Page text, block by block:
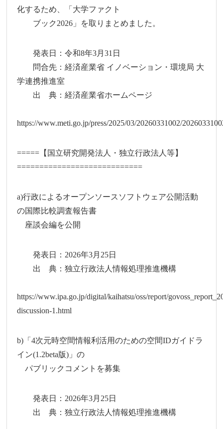
化するため、「大学ファクト
ブック2026」を取りまとめました。
発表日：令和8年3月31日
問合先：経済産業省 イノベーション・環境局 大
学連携推進室
出 典：経済産業省ホームページ
https://www.meti.go.jp/press/2025/03/20260331002/
=====【国立研究開発法人・独立行政法人等】
============================
a)行政によるオープンソースソフトウェア公開活動
の国際比較調査報告書
座談会編を公開
発表日：2026年3月25日
出 典：独立行政法人情報処理推進機構
https://www.ipa.go.jp/digital/kaihatsu/oss/report/
discussion-1.html
b)「4次元時空間情報利活用のための空間IDガイドラ
イン(1.2beta版)」の
パブリックコメントを募集
発表日：2026年3月25日
出 典：独立行政法人情報処理推進機構